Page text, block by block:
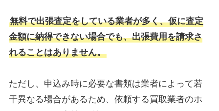
無料で出張査定をしている業者が多く、仮に査定
金額に納得できない場合でも、出張費用を請求さ
れることはありません。
ただし、申込み時に必要な書類は業者によって若
干異なる場合があるため、依頼する買取業者のホ